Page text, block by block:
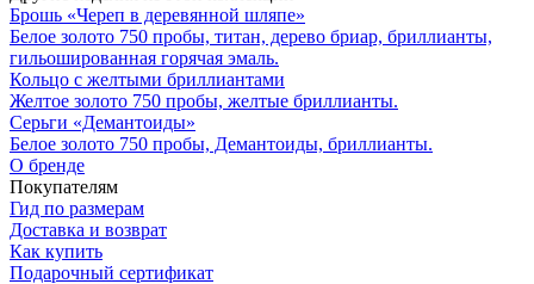
Брошь «Череп в деревянной шляпе»
Белое золото 750 пробы, титан, дерево бриар, бриллианты,
гильошированная горячая эмаль.
Кольцо с желтыми бриллиантами
Желтое золото 750 пробы, желтые бриллианты.
Серьги «Демантоиды»
Белое золото 750 пробы, Демантоиды, бриллианты.
О бренде
Покупателям
Гид по размерам
Доставка и возврат
Как купить
Подарочный сертификат